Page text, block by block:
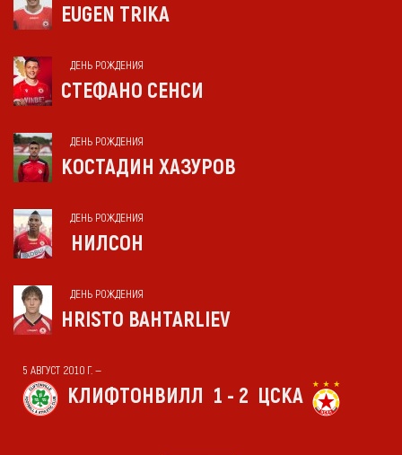
EUGEN TRIKA
ДЕНЬ РОЖДЕНИЯ
СТЕФАНО СЕНСИ
ДЕНЬ РОЖДЕНИЯ
КОСТАДИН ХАЗУРОВ
ДЕНЬ РОЖДЕНИЯ
НИЛСОН
ДЕНЬ РОЖДЕНИЯ
HRISTO BAHTARLIEV
5 АВГУСТ 2010 Г. —
КЛИФТОНВИЛЛ 1 - 2 ЦСКА